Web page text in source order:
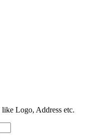
Logo, Address etc.